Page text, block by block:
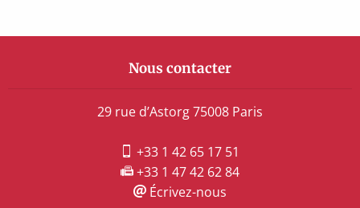
Nous contacter
29 rue d’Astorg 75008 Paris
+33 1 42 65 17 51
+33 1 47 42 62 84
Écrivez-nous